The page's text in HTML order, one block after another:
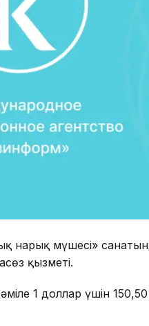
нарық мүшесі»
қызметі.
1 доллар үшін 150,50